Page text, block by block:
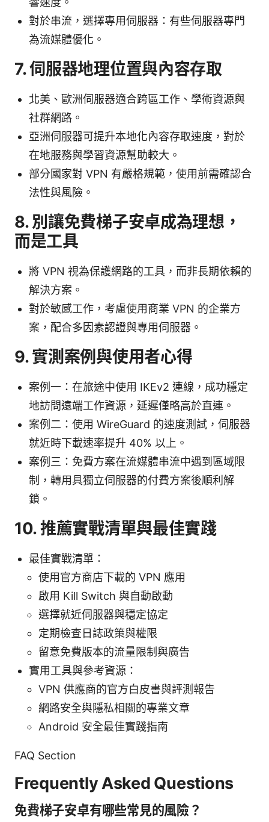
對於串流，選擇專用伺服器：有些伺服器專門
為流媒體優化。
7. 伺服器地理位置與內容存取
北美、歐洲伺服器適合跨區工作、學術資源與
社群網路。
亞洲伺服器可提升本地化內容存取速度，對於
在地服務與學習資源幫助較大。
部分國家對 VPN 有嚴格規範，使用前需確認合
法性與風險。
8. 別讓免費梯子安卓成為理想，
而是工具
將 VPN 視為保護網路的工具，而非長期依賴的
解決方案。
對於敏感工作，考慮使用商業 VPN 的企業方
案，配合多因素認證與專用伺服器。
9. 實測案例與使用者心得
案例一：在旅途中使用 IKEv2 連線，成功穩定
地訪問遠端工作資源，延遲僅略高於直連。
案例二：使用 WireGuard 的速度測試，伺服器
就近時下載速率提升 40% 以上。
案例三：免費方案在流媒體串流中遇到區域限
制，轉用具獨立伺服器的付費方案後順利解
鎖。
10. 推薦實戰清單與最佳實踐
最佳實戰清單：
使用官方商店下載的 VPN 應用
啟用 Kill Switch 與自動啟動
選擇就近伺服器與穩定協定
定期檢查日誌政策與權限
留意免費版本的流量限制與廣告
實用工具與參考資源：
VPN 供應商的官方白皮書與評測報告
網路安全與隱私相關的專業文章
Android 安全最佳實踐指南
FAQ Section
Frequently Asked Questions
免費梯子安卓有哪些常見的風險？